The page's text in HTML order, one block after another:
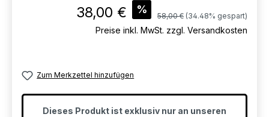
Verkaufspreis:
38,00 € % Regulärer Preis:
58,00 € (34.48% gespart)
Preise inkl. MwSt. zzgl. Versandkosten
Zum Merkzettel hinzufügen
Dieses Produkt ist exklusiv nur an unseren